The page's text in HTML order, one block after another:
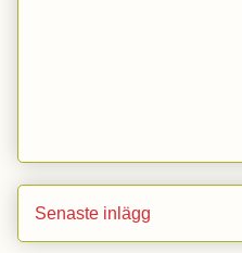
Senaste inlägg